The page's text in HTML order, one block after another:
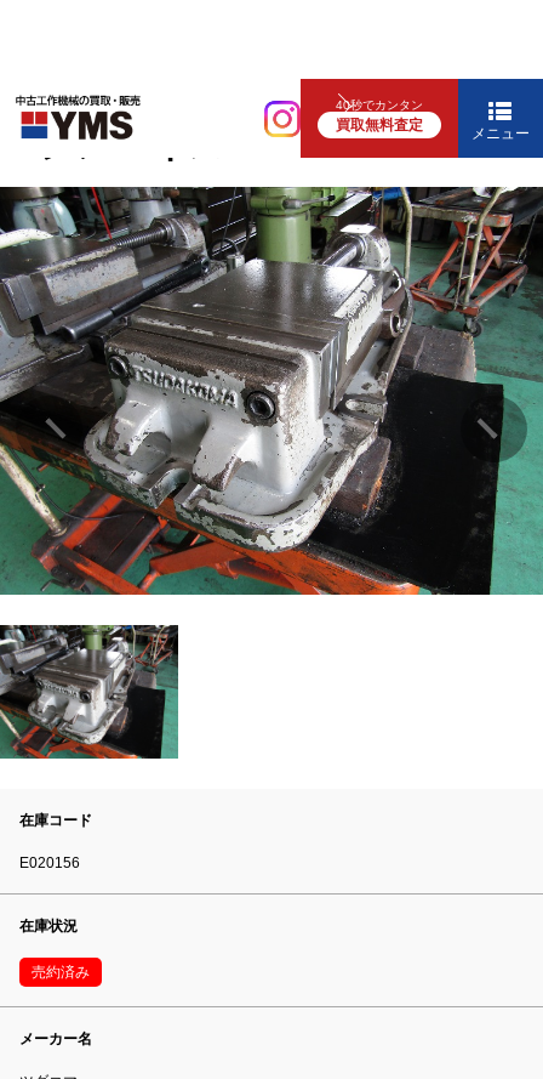
40秒でカンタン
買取無料査定 メニュー
バイス
マシンバイス
在庫コード
E020156
在庫状況
売約済み
メーカー名